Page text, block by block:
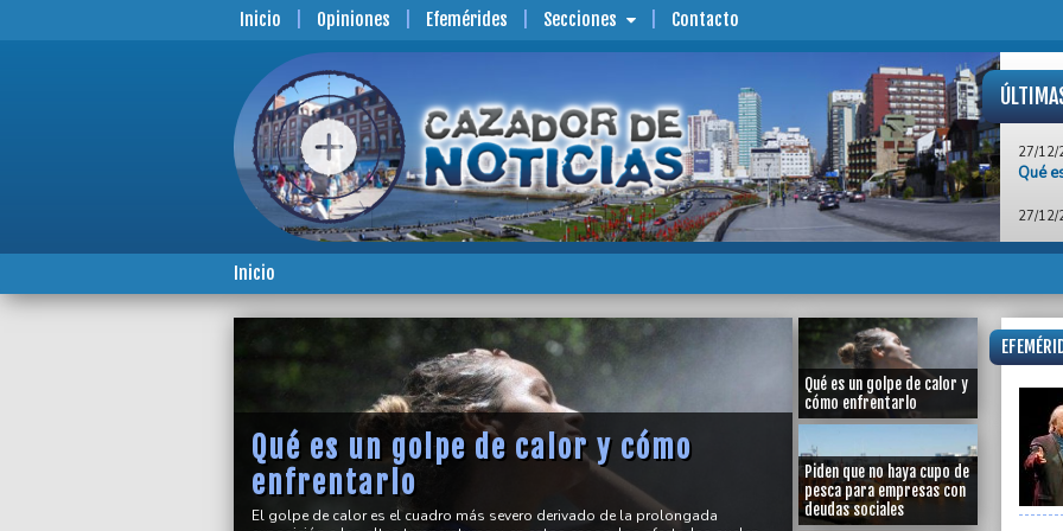
Inicio Opiniones Efemérides Secciones Contacto
27/12/
27/
27/
Mar
27/12/
26/
“La
25/
Inicio
Qué es un golpe de calor y cómo
enfrentarlo
El golpe de calor es el cuadro más severo derivado de la prolongada
Qué es un golpe de calor y
cómo enfrentarlo
Piden que no haya cupo de
pesca para empresas con
deudas sociales